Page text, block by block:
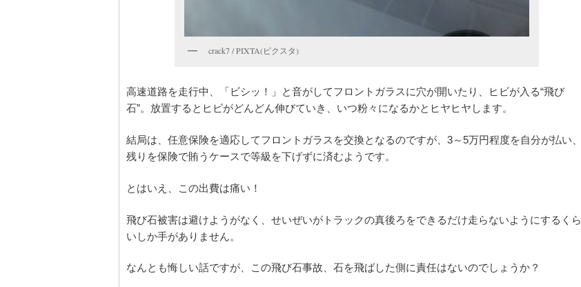
crack7 / PIXTA(ピクスタ)
高速道路を走行中、「ビシッ！」と音がしてフロントガラスに穴が開いたり、ヒビが入る“飛び
石”。放置するとヒビがどんどん伸びていき、いつ粉々になるかとヒヤヒヤします。
結局は、任意保険を適応してフロントガラスを交換となるのですが、3～5万円程度を自分が払い、
残りを保険で賄うケースで等級を下げずに済むようです。
とはいえ、この出費は痛い！
飛び石被害は避けようがなく、せいぜいがトラックの真後ろをできるだけ走らないようにするくら
いしか手がありません。
なんとも悔しい話ですが、この飛び石事故、石を飛ばした側に責任はないのでしょうか？